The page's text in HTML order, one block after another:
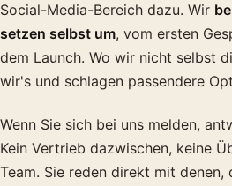
Social-Media-Bereich dazu. Wir
setzen selbst um, vom ersten
dem Launch. Wo wir nicht selbst
wir's und schlagen passendere
Wenn Sie sich bei uns melden,
Kein Vertrieb dazwischen, keine
Team. Sie reden direkt mit denen,